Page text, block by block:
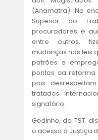
(Anamatra). No
Superior do
procuradores e
entre outros,
mudanças nas leis
patrões e
pontos da
pois
tratados
signatário.
Godinho, do TST.
o acesso à Justiça